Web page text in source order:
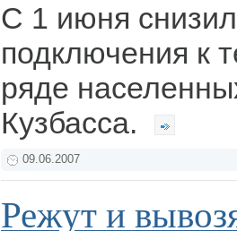
С 1 июня
подключения к
ряде
Кузбасса.
09.06.2007
Режут и